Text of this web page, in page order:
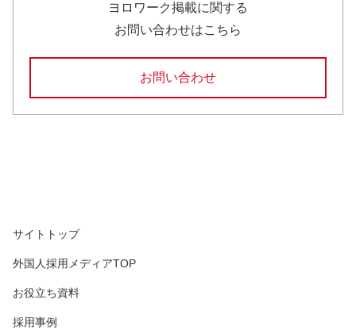
ヨロワーク掲載に関する
お問い合わせはこちら
お問い合わせ
サイトトップ
外国人採用メディアTOP
お役立ち資料
採用事例